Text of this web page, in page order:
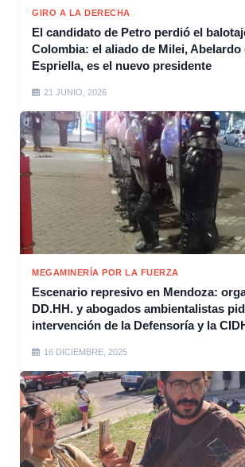
GIRO A LA DERECHA
El candidato de Petro perdió el
Colombia: el aliado de Milei, Abelardo
Espriella, es el nuevo presidente
21 JUNIO, 2026
MEGAMINERÍA POR LA FUERZA
Escenario represivo en Mendoza:
DD.HH. y abogados ambientalistas
intervención de la Defensoría y la
16 DICIEMBRE, 2025